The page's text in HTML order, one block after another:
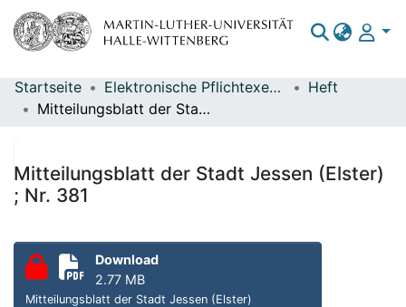
Bereiche & Sammlungen
Statistiken
Startseite Elektronische Pflichtexemplare
Heft
Mitteilungsblatt der Stadt Jessen (Elster) ; Nr. 381
Mitteilungsblatt der Stadt Jessen (Elster)
; Nr. 381
Download
2.77 MB
Mitteilungsblatt der Stadt Jessen (Elster)